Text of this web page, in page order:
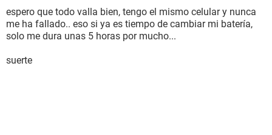
espero que todo valla bien, tengo el mismo celular y nunca
me ha fallado.. eso si ya es tiempo de cambiar mi batería,
solo me dura unas 5 horas por mucho...
suerte